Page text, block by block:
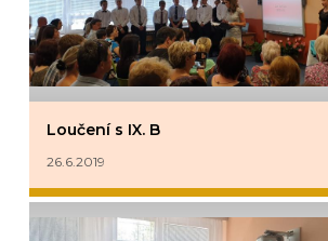
Loučení s IX. B
26.6.2019